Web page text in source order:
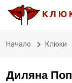
Начало Клюки
Диляна